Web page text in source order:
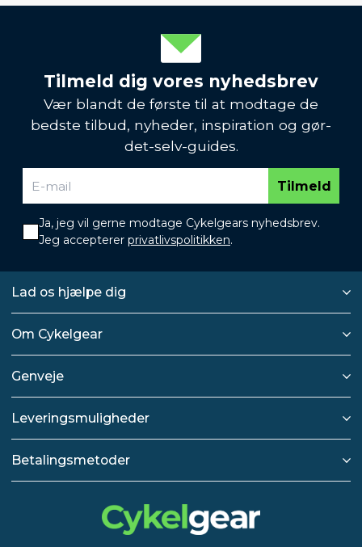
Tilmeld dig vores nyhedsbrev
Vær blandt de første til at modtage de
bedste tilbud, nyheder, inspiration og gør-
det-selv-guides.
Tilmeld
Ja, jeg vil gerne modtage Cykelgears nyhedsbrev.
Jeg accepterer privatlivspolitikken.
Lad os hjælpe dig
Om Cykelgear
Genveje
Leveringsmuligheder
Betalingsmetoder